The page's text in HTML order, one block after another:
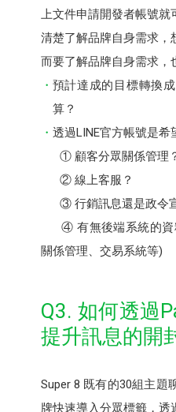
上文件申請開發者帳號就
清楚了解品牌自身需求，
而要了解品牌自身需求，
預計達成的目標轉換
算？
透過LINE官方帳號是希
① 顧客分眾關係管理
② 線上客服？
③ 行銷訊息還是政令
④ 有無後端系統的資
關係管理、交易系統等)
Q3. 如何透過
提升訊息的開
Super 8 既有的30組主題
牌快速導入分眾標籤，透